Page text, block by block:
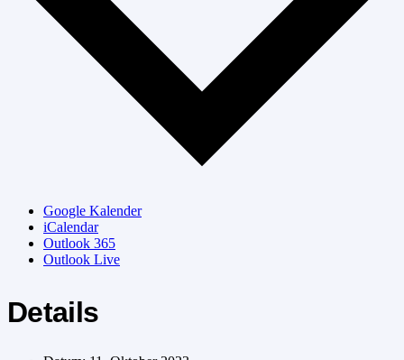
Google Kalender
iCalendar
Outlook 365
Outlook Live
Details